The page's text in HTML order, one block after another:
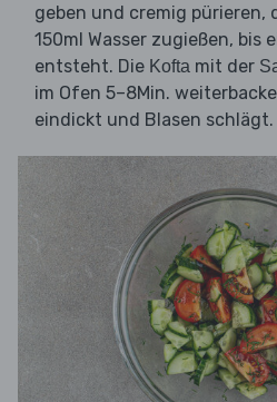
geben und cremig pürieren,
150ml Wasser zugießen, bis
entsteht. Die Kofta mit der
im Ofen 5–8Min.
eindickt und Blasen schlägt.